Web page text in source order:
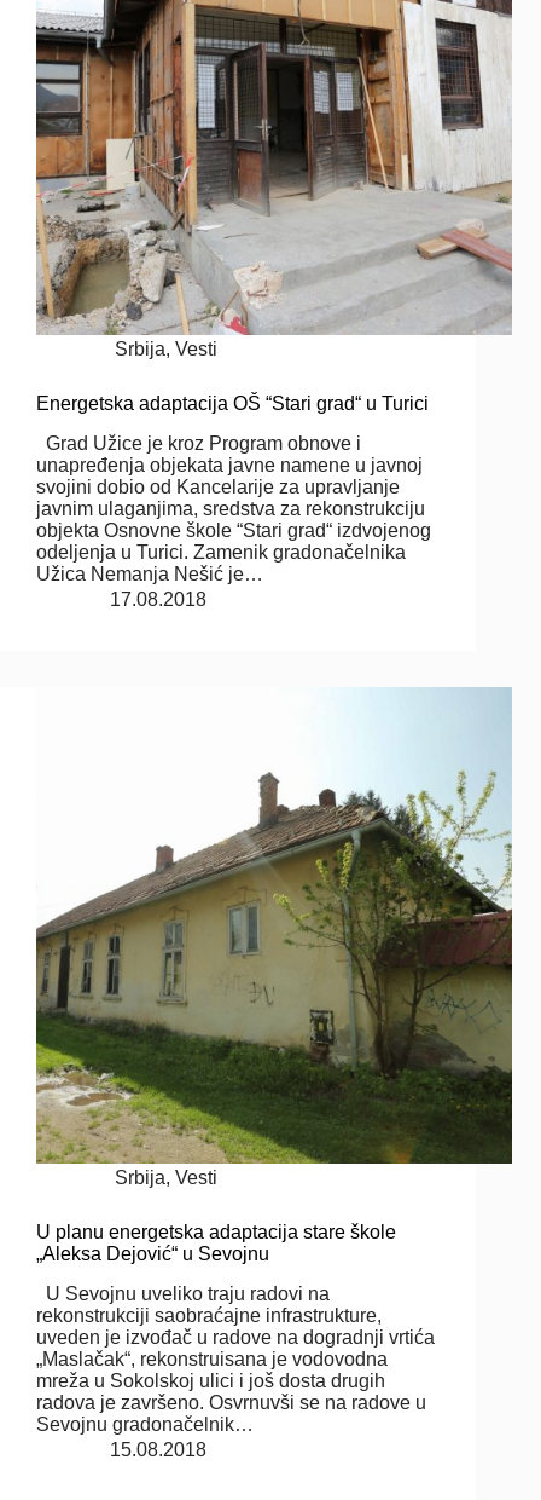
Srbija,Vesti
Energetska adaptacija OŠ “Stari grad“ u Turici
Grad Užice je kroz Program obnove i
unapređenja objekata javne namene u javnoj
svojini dobio od Kancelarije za upravljanje
javnim ulaganjima, sredstva za rekonstrukciju
objekta Osnovne škole “Stari grad“ izdvojenog
odeljenja u Turici. Zamenik gradonačelnika
Užica Nemanja Nešić je…
17.08.2018
Srbija,Vesti
U planu energetska adaptacija stare škole
„Aleksa Dejović“ u Sevojnu
U Sevojnu uveliko traju radovi na
rekonstrukciji saobraćajne infrastrukture,
uveden je izvođač u radove na dogradnji vrtića
„Maslačak“, rekonstruisana je vodovodna
mreža u Sokolskoj ulici i još dosta drugih
radova je završeno. Osvrnuvši se na radove u
Sevojnu gradonačelnik…
15.08.2018